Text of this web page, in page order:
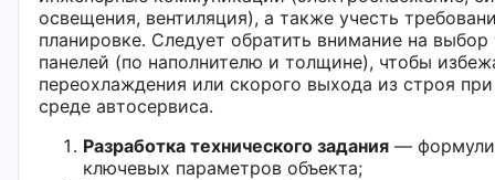
освещения, вентиляция), а также учесть
планировке. Следует обратить внимание на выбор
панелей (по наполнителю и толщине), чтобы
переохлаждения или скорого выхода из строя
среде автосервиса.
Разработка технического задания —
ключевых параметров объекта;